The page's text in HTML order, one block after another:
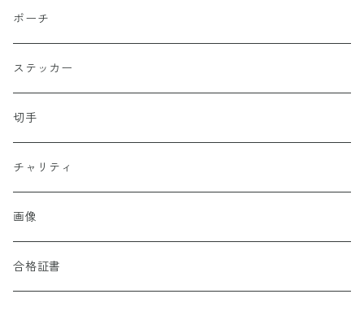
ポーチ
ステッカー
切手
チャリティ
画像
合格証書